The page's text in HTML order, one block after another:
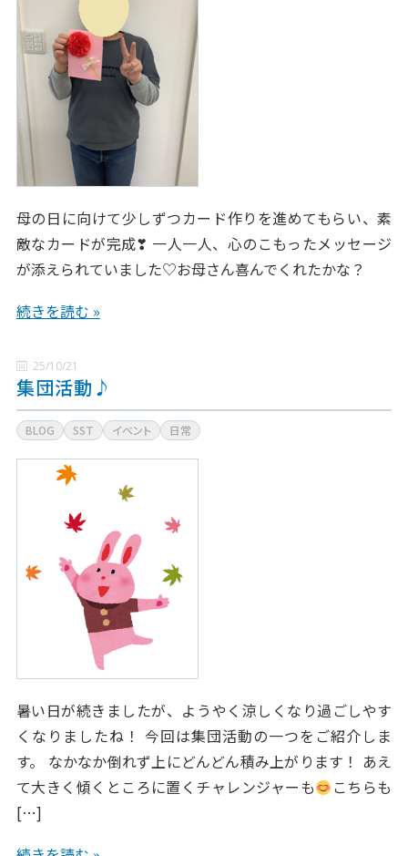
母の日に向けて少しずつカード作りを進めてもらい、素
敵なカードが完成❣ 一人一人、心のこもったメッセージ
が添えられていました♡お母さん喜んでくれたかな？
続きを読む »
25/10/21
集団活動♪
BLOG SST イベント 日常
暑い日が続きましたが、ようやく涼しくなり過ごしやす
くなりましたね！ 今回は集団活動の一つをご紹介しま
す。 なかなか倒れず上にどんどん積み上がります！ あえ
て大きく傾くところに置くチャレンジャーも
こちらも
[…]